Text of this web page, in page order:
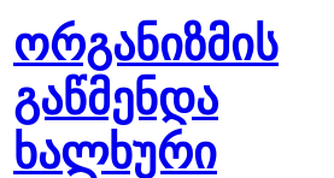
ორგანიზმის
გაწმენდა
ხალხური